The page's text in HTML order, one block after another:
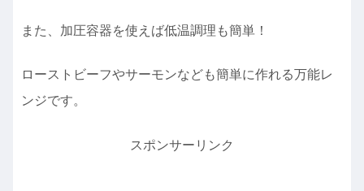
また、加圧容器を使えば低温調理も簡単！
ローストビーフやサーモンなども簡単に作れる万能レ
ンジです。
スポンサーリンク